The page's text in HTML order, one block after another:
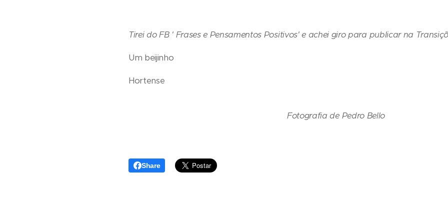
Tirei do FB ' Frases e Pensamentos Positivos' e achei giro para publicar na
Um beijinho
Hortense
Fotografia de Pedro Bello
Share